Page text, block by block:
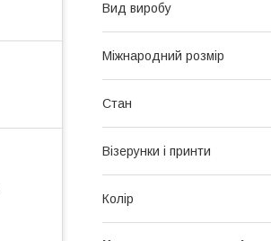
Вид виробу
Міжнародний розмір
Стан
Візерунки і принти
Колір